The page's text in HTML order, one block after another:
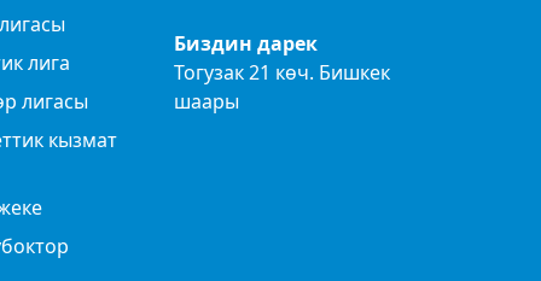
лига
лигасы
кызмат
Биздин дарек
Тогузак 21 көч. Бишкек
шаары